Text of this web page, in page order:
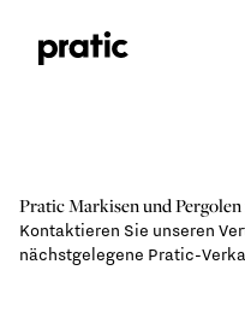
Pratic Markisen und
Kontaktieren Sie unseren
nächstgelegene Pratic-